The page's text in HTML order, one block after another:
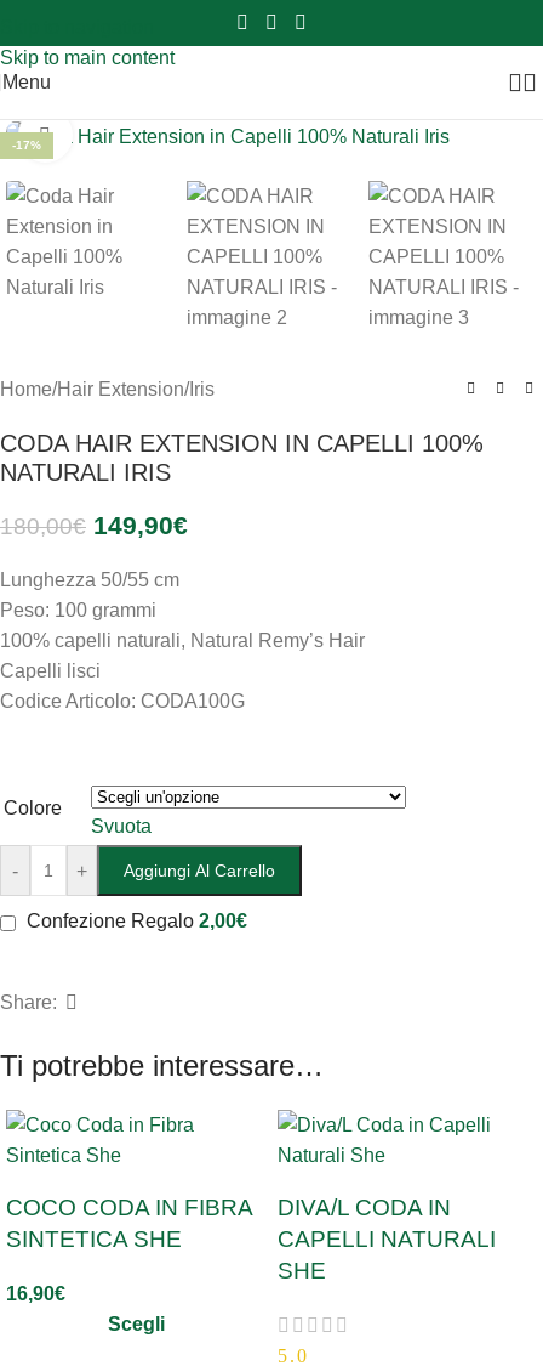
Skip to main content
Sei hai domande contattaci 📲3341056025 - 3886572748
Menu
-17% Clicca per ingrandire
Home/Hair Extension/Iris
CODA HAIR EXTENSION IN CAPELLI 100%
NATURALI IRIS
180,00€ 149,90€
Lunghezza 50/55 cm
Peso: 100 grammi
100% capelli naturali, Natural Remy’s Hair
Capelli lisci
Codice Articolo: CODA100G
Colore
Svuota
- + Aggiungi Al Carrello
Confezione Regalo 2,00€
Share:
Ti potrebbe interessare…
COCO CODA IN FIBRA
SINTETICA SHE
16,90€
Scegli
DIVA/L CODA IN
CAPELLI NATURALI
SHE
5.0